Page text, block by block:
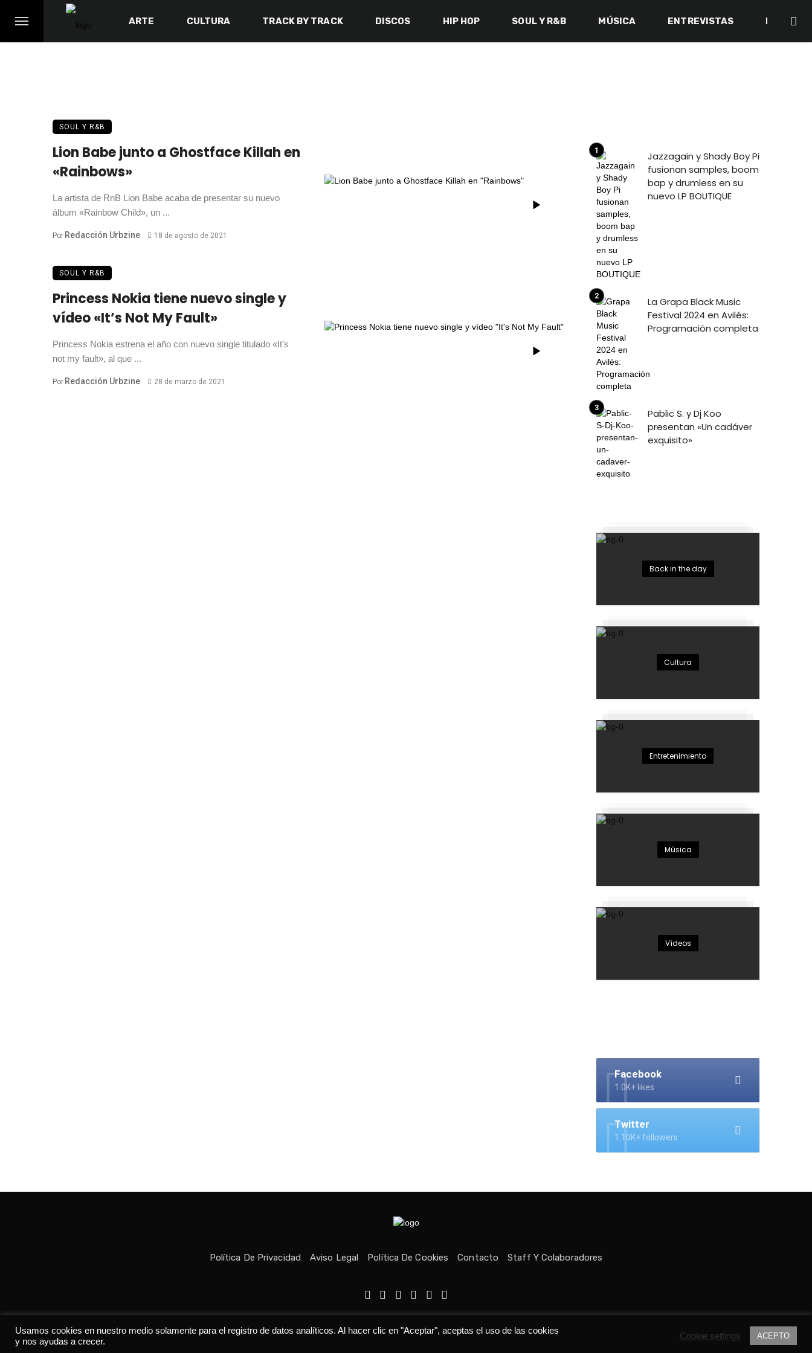
ARTE CULTURA TRACK BY TRACK DISCOS HIP HOP SOUL Y R&B MÚSICA ENTREVISTAS BACK IN
SOUL Y R&B
Lion Babe junto a Ghostface Killah en
«Rainbows»
La artista de RnB Lion Babe acaba de presentar su nuevo
álbum «Rainbow Child», un ...
Por Redacción Urbzine 18 de agosto de 2021
SOUL Y R&B
Princess Nokia tiene nuevo single y
vídeo «It’s Not My Fault»
Princess Nokia estrena el año con nuevo single titulado «It’s
not my fault», al que ...
Por Redacción Urbzine 28 de marzo de 2021
Jazzagain y Shady Boy Pi
fusionan samples, boom
bap y drumless en su
nuevo LP BOUTIQUE
La Grapa Black Music
Festival 2024 en Avilés:
Programación completa
Pablic S. y Dj Koo
presentan «Un cadáver
exquisito»
Back in the day
Cultura
Entretenimiento
Música
Vídeos
Facebook
1.0K+ likes
Twitter
1.10K+ followers
Política De Privacidad Aviso Legal Política De Cookies Contacto Staff Y Colaboradores
Todos los derechos reservados © Medio fundado con ❤ en Asturias. 👨‍💻Desarrollado por
Usamos cookies en nuestro medio solamente para el registro de datos analíticos. Al hacer clic en "Aceptar", aceptas el uso de las cookies
y nos ayudas a crecer.
Cookie settings ACEPTO